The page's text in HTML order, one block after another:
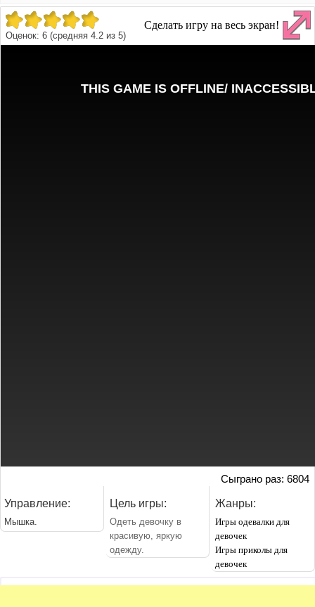
Оценок: 6 (средняя 4.2 из 5)
Сделать игру на весь экран!
Сыграно раз: 6804
Управление:
Мышка.
Цель игры:
Одеть девочку в
красивую, яркую
одежду.
Жанры:
Игры одевалки для
девочек
Игры приколы для
девочек